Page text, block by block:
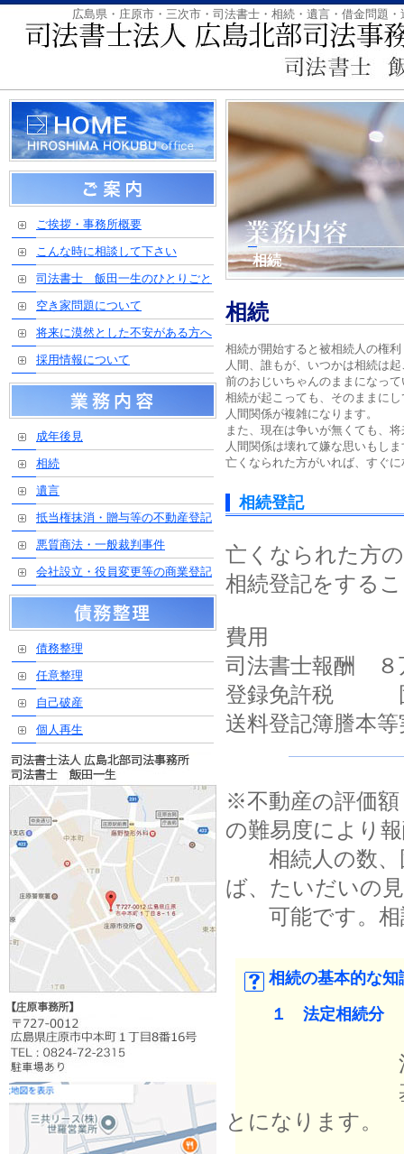
広島県・庄原市・三次市・司法書士・相続・遺言・借金問題
ご挨拶・事務所概要
こんな時に相談して下さい
司法書士 飯田一生のひとりごと
空き家問題について
将来に漠然とした不安がある方へ
採用情報について
成年後見
相続
遺言
抵当権抹消・贈与等の不動産登記
悪質商法・一般裁判事件
会社設立・役員変更等の商業登記
債務整理
任意整理
自己破産
個人再生
相続
相続
相続が開始すると被相続人の権
人間、誰もが、いつかは相続は
前のおじいちゃんのままになっ
相続が起こっても、そのままに
人間関係が複雑になります。
また、現在は争いが無くても、
人間関係は壊れて嫌な思いもし
亡くなられた方がいれば、すぐ
相続登記
亡くなられた方
相続登記をする
費用
司法書士報酬 ８
登録免許税 固
送料登記簿謄本
※不動産の評価額
の難易度により
相続人の数、
ば、たいだいの
可能です。相
相続の基本的な知
１ 法定相続分
法律で決
基本的には
とになります。